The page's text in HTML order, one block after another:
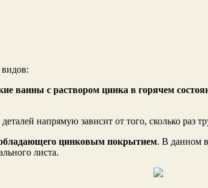
ванны с раствором цинка в горячем
напрямую зависит от того, сколько раз
обладающего цинковым покрытием. В данном
листа.